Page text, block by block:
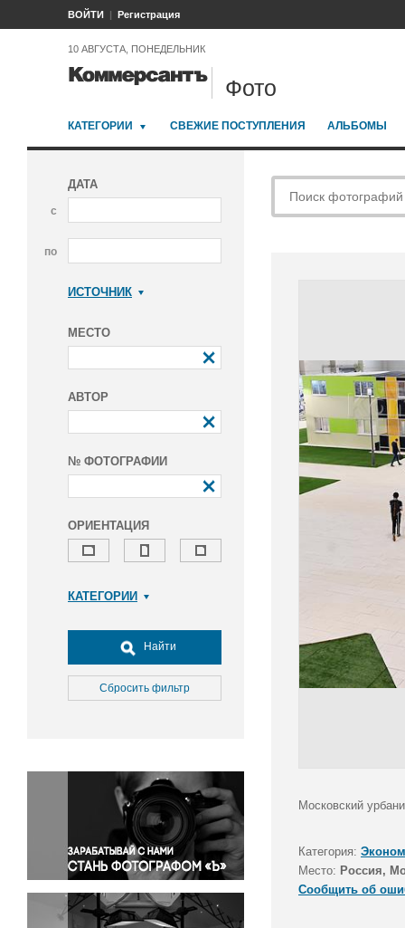
ВОЙТИ Регистрация
10 АВГУСТА, ПОНЕДЕЛЬНИК
Фото
КАТЕГОРИИ СВЕЖИЕ ПОСТУПЛЕНИЯ АЛЬБОМЫ
ДАТА
с
по
ИСТОЧНИК
МЕСТО
АВТОР
№ ФОТОГРАФИИ
ОРИЕНТАЦИЯ
КАТЕГОРИИ
Досуг, туризм и отдых
Культура
Медицина
Окружающая среда
Политика
Правосудие
Происшествия и конфликты
Религия
Светская жизнь
Спорт
Найти
Сбросить фильтр
Московский
Категория:
Место: Россия,
Сообщить об